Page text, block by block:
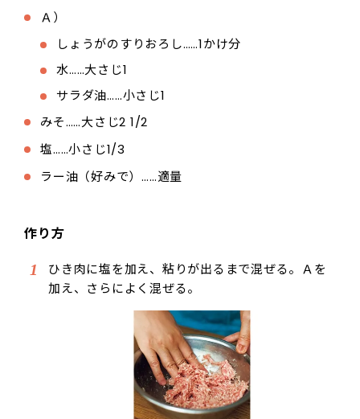
Ａ）
しょうがのすりおろし……1かけ分
水……大さじ1
サラダ油……小さじ1
みそ……大さじ2 1/2
塩……小さじ1/3
ラー油（好みで）……適量
作り方
ひき肉に塩を加え、粘りが出るまで混ぜる。Ａを
加え、さらによく混ぜる。